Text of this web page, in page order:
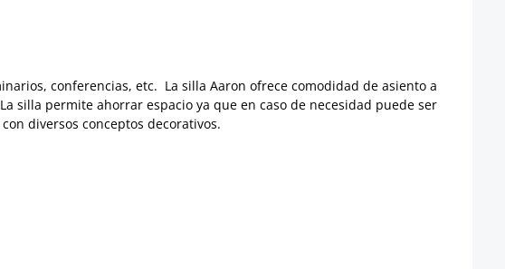
conferencias, etc. La silla Aaron ofrece comodidad de asiento a
silla permite ahorrar espacio ya que en caso de necesidad puede ser
diversos conceptos decorativos.